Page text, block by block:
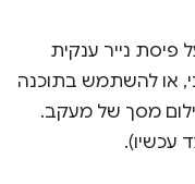
נייר ענקית
או להשתמש בתוכנה
מסך של מעקב.
עכשיו).